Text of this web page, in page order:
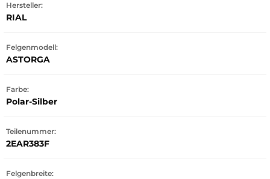
Hersteller:
RIAL
Felgenmodell:
ASTORGA
Farbe:
Polar-Silber
Teilenummer:
2EAR383F
Felgenbreite: